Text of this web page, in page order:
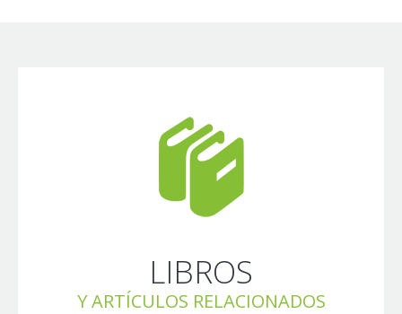
LIBROS
Y ARTÍCULOS RELACIONADOS